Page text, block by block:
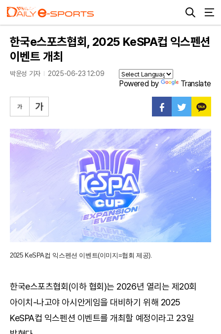
한국e스포츠협회, 2025 KeSPA컵 익스펜션
이벤트 개최
박운성 기자 2025-06-23 12:09
Powered by Translate
2025 KeSPA컵 익스펜션 이벤트(이미지=협회 제공).
한국e스포츠협회(이하 협회)는 2026년 열리는 제20회
아이치-나고야 아시안게임을 대비하기 위해 2025
KeSPA컵 익스펜션 이벤트를 개최할 예정이라고 23일